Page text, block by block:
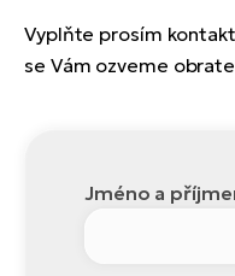
Vyplňte prosím
se Vám ozveme
Jméno a